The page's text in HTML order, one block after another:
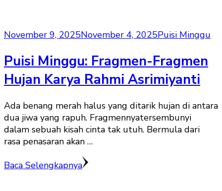
November 9, 2025November 4, 2025Puisi Minggu
Puisi Minggu: Fragmen-Fragmen
Hujan Karya Rahmi Asrimiyanti
Ada benang merah halus yang ditarik hujan di antara
dua jiwa yang rapuh. Fragmennyatersembunyi
dalam sebuah kisah cinta tak utuh. Bermula dari
rasa penasaran akan …
Baca Selengkapnya